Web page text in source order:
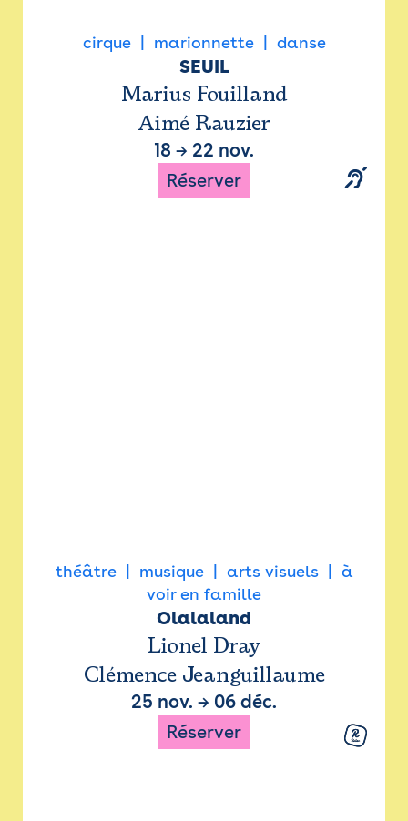
cirque marionnette danse
SEUIL
Marius Fouilland
Aimé Rauzier
18 → 22 nov.
Réserver
théâtre musique arts visuels
à
voir en famille
Olalaland
Lionel Dray
Clémence Jeanguillaume
25 nov. → 06 déc.
Réserver